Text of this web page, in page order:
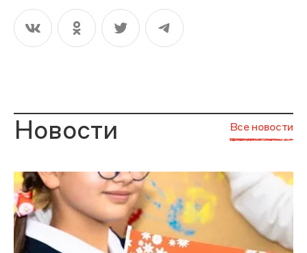
Новости Все новости